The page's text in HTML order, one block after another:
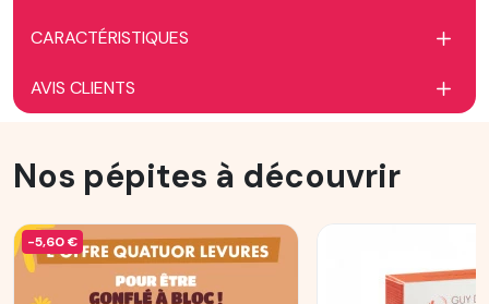
CARACTÉRISTIQUES
AVIS CLIENTS
Nos pépites à découvrir
-5,60 €